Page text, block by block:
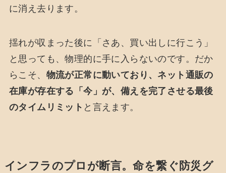
に消え去ります。
揺れが収まった後に「さあ、買い出しに行こう」
と思っても、物理的に手に入らないのです。だか
らこそ、 物流が正常に動いており、ネット通販の
在庫が存在する「今」が、備えを完了させる最後
のタイムリミット と言えます。
インフラのプロが断言。命を繋ぐ防災グ